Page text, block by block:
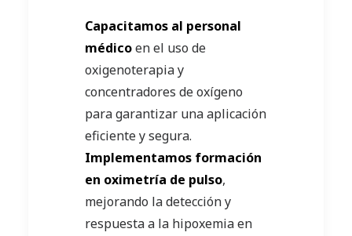
Capacitamos al personal
médicoen el uso de
oxigenoterapia y
concentradores de oxígeno
para garantizar una aplicación
eficiente y segura.
Implementamos formación
en oximetría de pulso,
mejorando la detección y
respuesta a la hipoxemia en